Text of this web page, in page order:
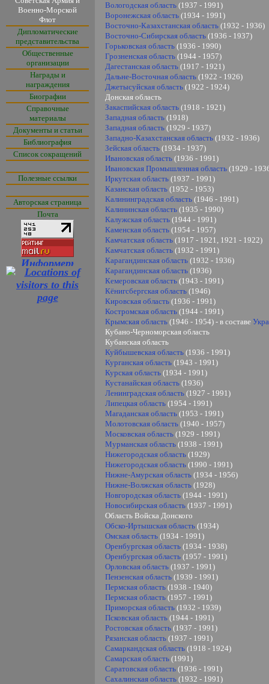
Военно-Морской
Флот
Дипломатические
представительства
Общественные
организации
Награды и
награждения
Биографии
Справочные
материалы
Документы и статьи
Библиография
Список сокращений
Полезные ссылки
Авторская страница
Почта
Вологодская область (1937 - 1991)
Воронежская область (1934 - 1991)
Восточно-Казахстанская область (1932 - 1936)
Восточно-Сибирская область (1936 - 1937)
Горьковская область (1936 - 1990)
Грозненская область (1944 - 1957)
Дагестанская область (1917 - 1921)
Дальне-Восточная область (1922 - 1926)
Джетысуйская область (1922 - 1924)
Донская область
Закаспийская область (1918 - 1921)
Западная область (1918)
Западная область (1929 - 1937)
Западно-Казахстанская область (1932 - 1936)
Зейская область (1934 - 1937)
Ивановская область (1936 - 1991)
Ивановская Промышленная область (1929 -
Иркутская область (1937 - 1991)
Казанская область (1952 - 1953)
Калининградская область (1946 - 1991)
Калининская область (1935 - 1990)
Калужская область (1944 - 1991)
Каменская область (1954 - 1957)
Камчатская область (1917 - 1921, 1921 - 1922)
Камчатская область (1932 - 1991)
Карагандинская область (1932 - 1936)
Карагандинская область (1936)
Кемеровская область (1943 - 1991)
Кёнигсбергская область (1946)
Кировская область (1936 - 1991)
Костромская область (1944 - 1991)
Крымская область (1946 - 1954) - в составе
Кубано-Черноморская область
Кубанская область
Куйбышевская область (1936 - 1991)
Курганская область (1943 - 1991)
Курская область (1934 - 1991)
Кустанайская область (1936)
Ленинградская область (1927 - 1991)
Липецкая область (1954 - 1991)
Магаданская область (1953 - 1991)
Молотовская область (1940 - 1957)
Московская область (1929 - 1991)
Мурманская область (1938 - 1991)
Нижегородская область (1929)
Нижегородская область (1990 - 1991)
Нижне-Амурская область (1934 - 1956)
Нижне-Волжская область (1928)
Новгородская область (1944 - 1991)
Новосибирская область (1937 - 1991)
Область Войска Донского
Обско-Иртышская область (1934)
Омская область (1934 - 1991)
Оренбургская область (1934 - 1938)
Оренбургская область (1957 - 1991)
Орловская область (1937 - 1991)
Пензенская область (1939 - 1991)
Пермская область (1938 - 1940)
Пермская область (1957 - 1991)
Приморская область (1932 - 1939)
Псковская область (1944 - 1991)
Ростовская область (1937 - 1991)
Рязанская область (1937 - 1991)
Самаркандская область (1918 - 1924)
Самарская область (1991)
Саратовская область (1936 - 1991)
Сахалинская область (1932 - 1991)